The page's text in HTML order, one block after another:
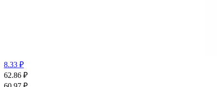
8.33 ₽
62.86 ₽